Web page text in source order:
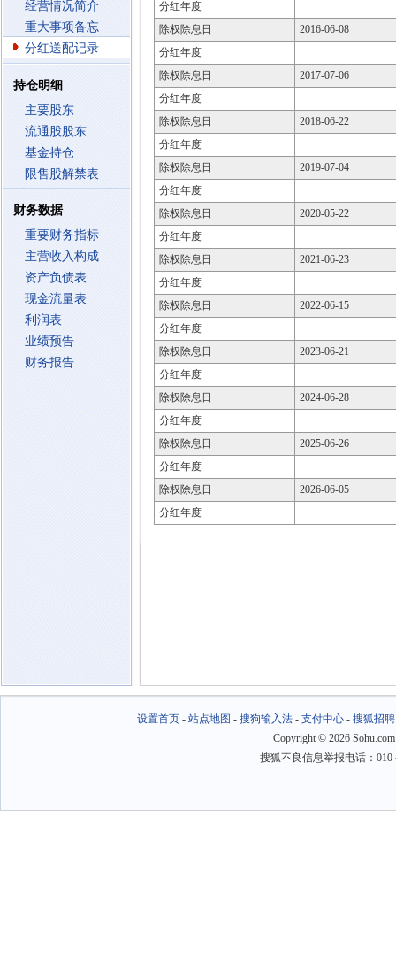
经营情况简介
重大事项备忘
分红送配记录
持仓明细
主要股东
流通股股东
基金持仓
限售股解禁表
财务数据
重要财务指标
主营收入构成
资产负债表
现金流量表
利润表
业绩预告
财务报告
分红年度
除权除息日
2016-06-08
分红年度
除权除息日
2017-07-06
分红年度
除权除息日
2018-06-22
分红年度
除权除息日
2019-07-04
分红年度
除权除息日
2020-05-22
分红年度
除权除息日
2021-06-23
分红年度
除权除息日
2022-06-15
分红年度
除权除息日
2023-06-21
分红年度
除权除息日
2024-06-28
分红年度
除权除息日
2025-06-26
分红年度
除权除息日
2026-06-05
分红年度
设置首页- 站点地图 - 搜狗输入法- 支付中心- 搜狐招聘
Copyright © 2026
搜狐不良信息举报电话：010